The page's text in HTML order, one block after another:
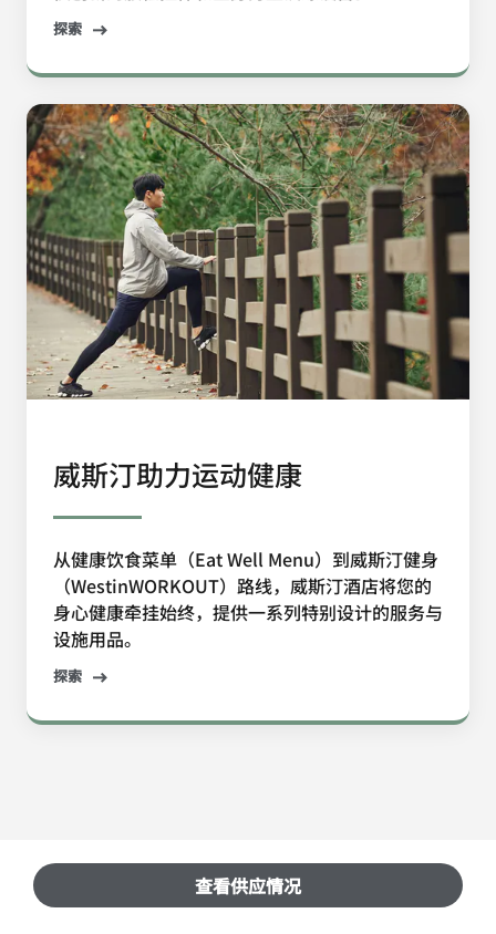
查看供应情况
探索
威斯汀助力运动健康
从健康饮食菜单（Eat Well Menu）到威斯汀健身
（WestinWORKOUT）路线，威斯汀酒店将您的
身心健康牵挂始终，提供一系列特别设计的服务与
设施用品。
探索
所获奖项